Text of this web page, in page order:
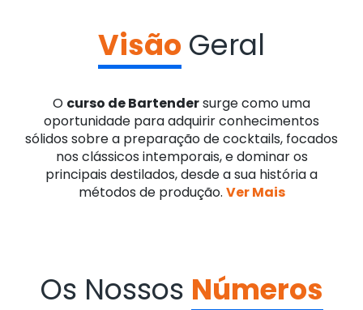
Visão Geral
O curso de Bartendersurge como uma
oportunidade para adquirir conhecimentos
sólidos sobre a preparação de cocktails, focados
nos clássicos intemporais, e dominar os
principais destilados, desde a sua história a
métodos de produção. Ver Mais
Os Nossos Números